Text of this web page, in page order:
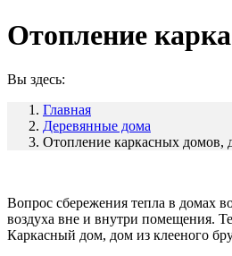
Отопление
Вы здесь:
Главная
Деревянные дома
Отопление каркасных домов,
Вопрос сбережения тепла в домах
воздуха вне и внутри помещения.
Каркасный дом, дом из клееного